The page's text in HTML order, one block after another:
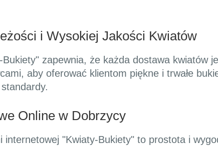
i Wysokiej Jakości Kwiatów
zapewnia, że każda dostawa kwiatów
aby oferować klientom piękne i trwałe
Online w Dobrzycy
internetowej "Kwiaty-Bukiety" to prostota i